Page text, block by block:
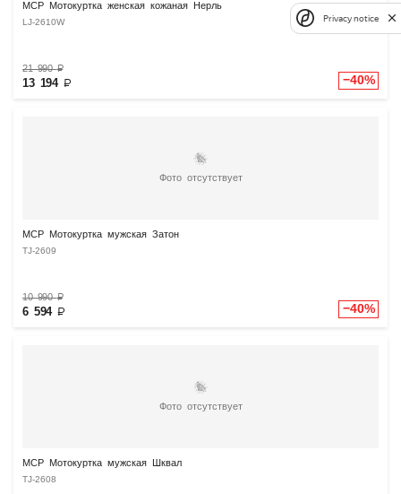
MCP Мотокуртка женская кожаная Нерль
LJ-2610W
21 990₽
13 194 ₽ −40%
Фото отсутствует
MCP Мотокуртка мужская Затон
TJ-2609
10 990₽
6 594 ₽ −40%
Фото отсутствует
MCP Мотокуртка мужская Шквал
TJ-2608
Privacy notice